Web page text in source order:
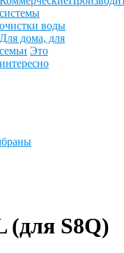
системы
очистки воды
Для дома, для
семьи Это
интересно
(для S8Q)